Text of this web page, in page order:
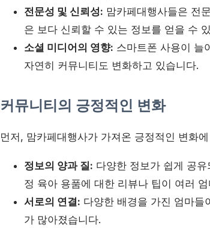
전문성 및 신뢰성: 맘카페대행사들은 전
은 보다 신뢰할 수 있는 정보를 얻을 수
소셜 미디어의 영향: 스마트폰 사용이 늘
자연히 커뮤니티도 변화하고 있습니다.
커뮤니티의 긍정적인 변화
먼저, 맘카페대행사가 가져온 긍정적인 변화
정보의 양과 질: 다양한 정보가 쉽게 공
정 육아 용품에 대한 리뷰나 팁이 여러
서로의 연결: 다양한 배경을 가진 엄마들
가 많아졌습니다.